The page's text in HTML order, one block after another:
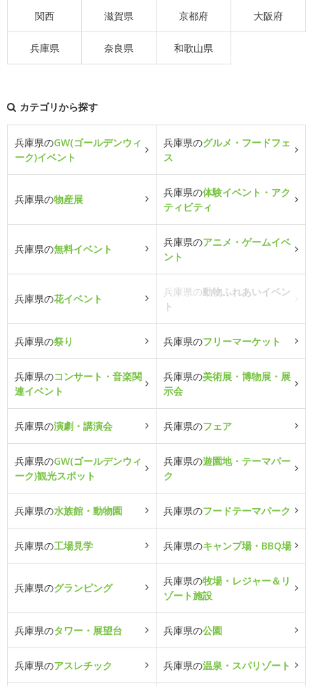
関西 滋賀県 京都府 大阪府
兵庫県 奈良県 和歌山県
カテゴリから探す
兵庫県のGW(ゴールデンウィ
ーク)イベント
兵庫県のグルメ・フードフェ
ス
兵庫県の物産展
兵庫県の体験イベント・アク
ティビティ
兵庫県の無料イベント
兵庫県のアニメ・ゲームイベ
ント
兵庫県の花イベント
兵庫県の動物ふれあいイベン
ト
兵庫県の祭り 兵庫県のフリーマーケット
兵庫県のコンサート・音楽関
連イベント
兵庫県の美術展・博物展・展
示会
兵庫県の演劇・講演会 兵庫県のフェア
兵庫県のGW(ゴールデンウィ
ーク)観光スポット
兵庫県の遊園地・テーマパー
ク
兵庫県の水族館・動物園 兵庫県のフードテーマパーク
兵庫県の工場見学 兵庫県のキャンプ場・BBQ場
兵庫県のグランピング
兵庫県の牧場・レジャー＆リ
ゾート施設
兵庫県のタワー・展望台 兵庫県の公園
兵庫県のアスレチック 兵庫県の温泉・スパリゾート